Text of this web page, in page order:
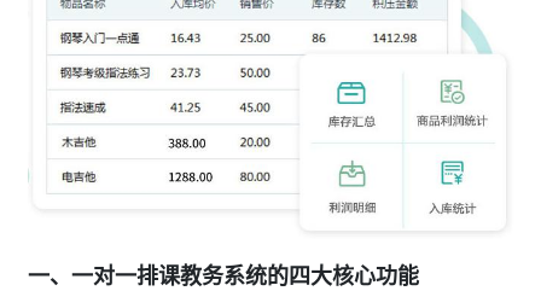
一、一对一排课教务系统的四大核心功能